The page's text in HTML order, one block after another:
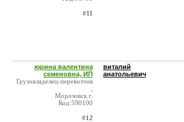
#11
юрина валентина
семеновна, ИП
Грузовладелец-перевозчик
Морозовск г.
Код:590100
#12
виталий
анатольевич